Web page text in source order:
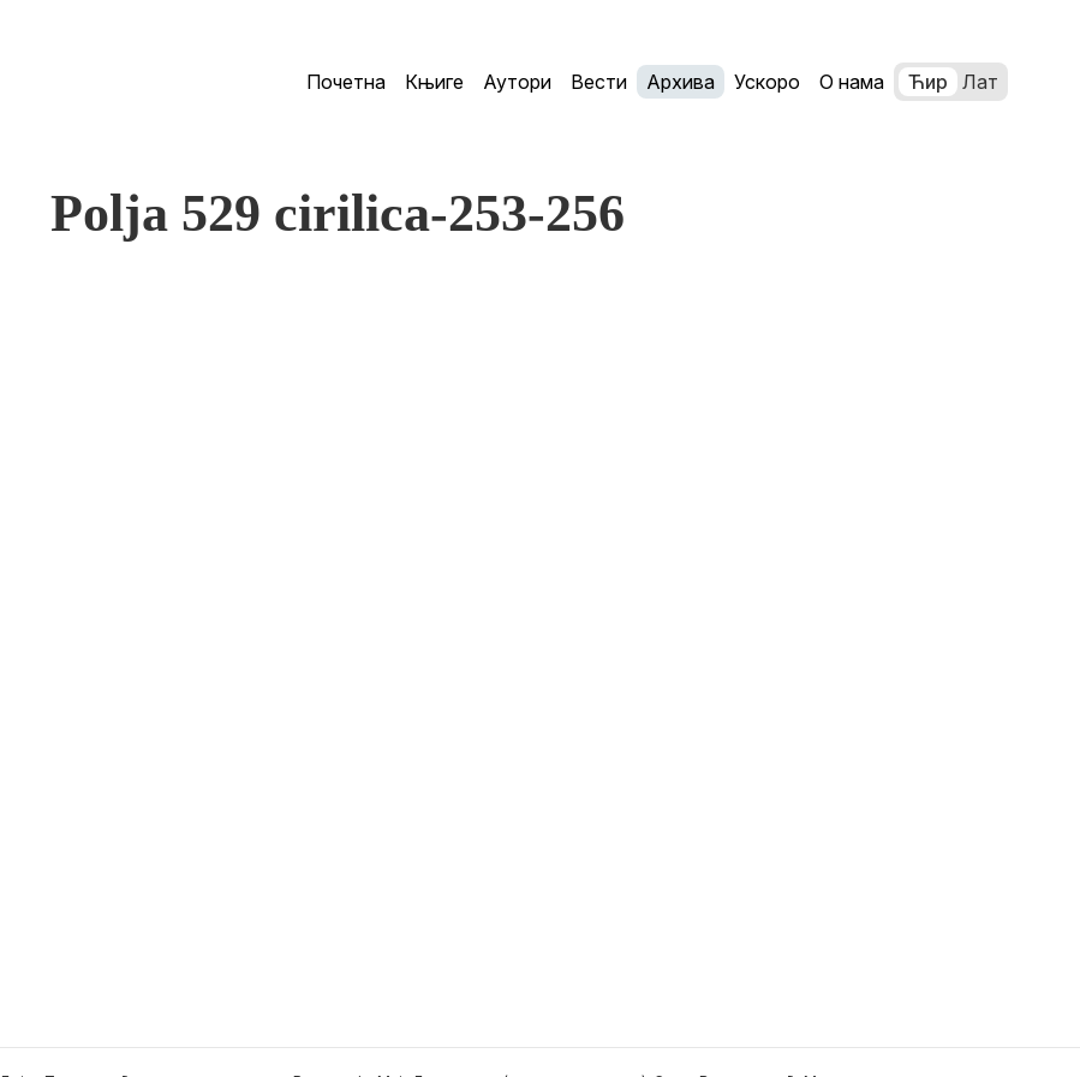
Почетна Књиге Аутори Вести Архива Ускоро О нама Ћир Лат
Polja 529 cirilica-253-256